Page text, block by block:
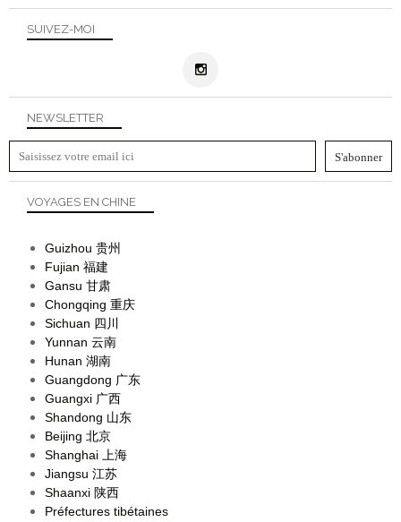
NEWSLETTER
SUIVEZ-MOI
VOYAGES EN CHINE
Guizhou 贵州
Fujian 福建
Gansu 甘肃
Chongqing 重庆
Sichuan 四川
Yunnan 云南
Hunan 湖南
Guangdong 广东
Guangxi 广西
Shandong 山东
Beijing 北京
Shanghai 上海
Jiangsu 江苏
Shaanxi 陕西
Préfectures tibétaines